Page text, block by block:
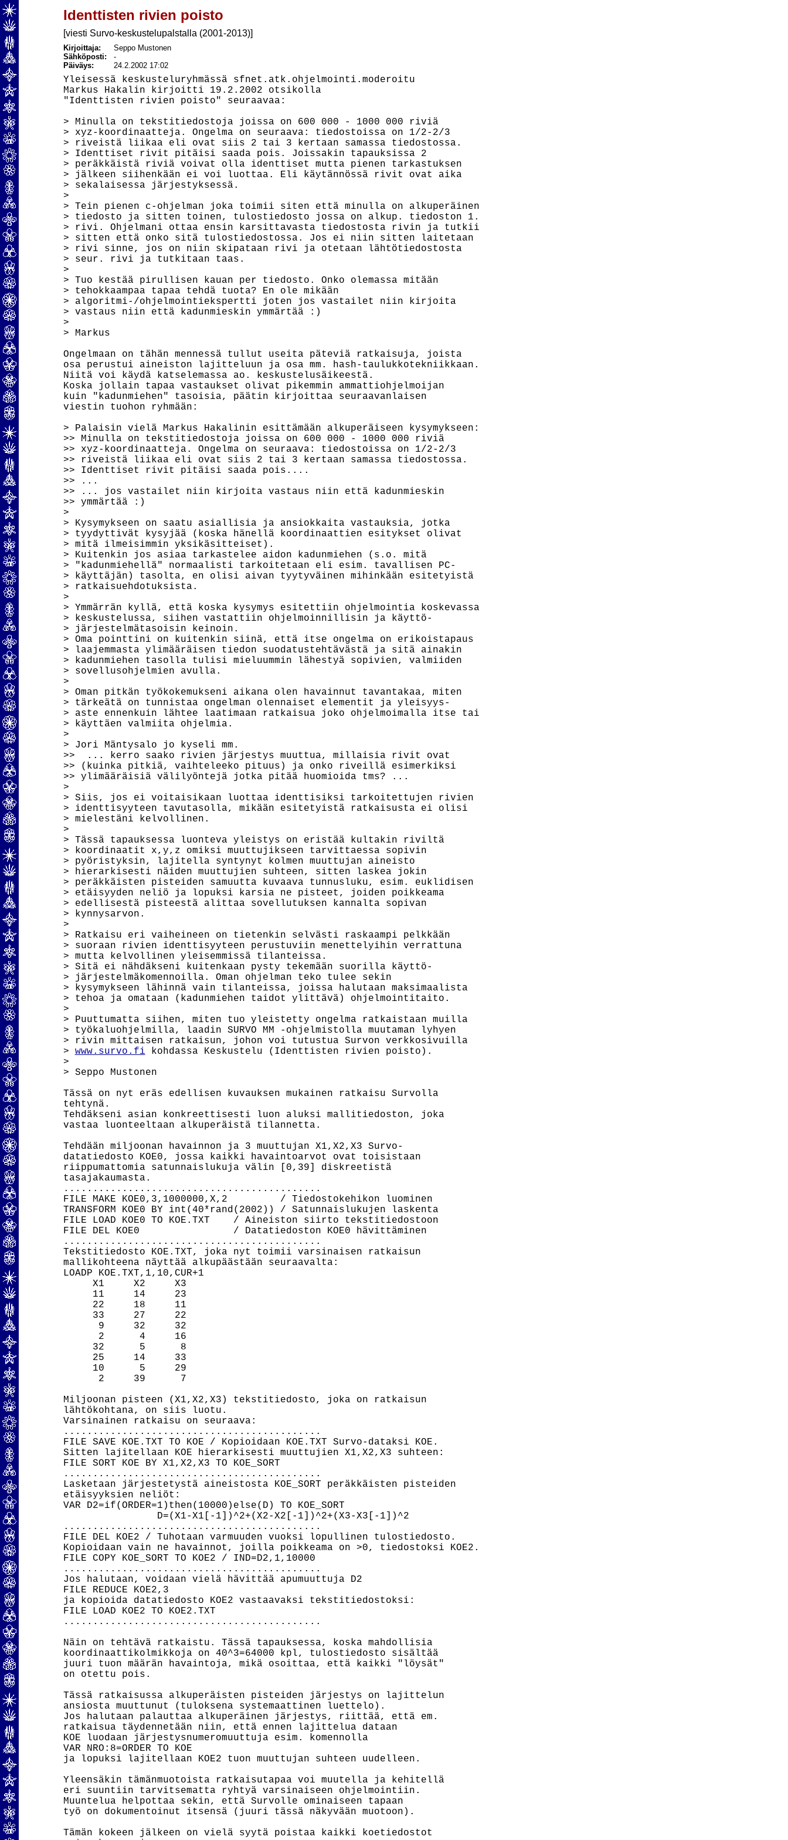
Identtisten rivien poisto
[viesti Survo-keskustelupalstalla (2001-2013)]
Kirjoittaja:
Seppo Mustonen
Sähköposti: -
Päiväys:
24.2.2002 17:02
Yleisessä keskusteluryhmässä sfnet.atk.ohjelmointi.moderoitu
Markus Hakalin kirjoitti 19.2.2002 otsikolla
"Identtisten rivien poisto" seuraavaa:
> Minulla on tekstitiedostoja joissa on 600 000 - 1000 000 riviä
> xyz-koordinaatteja. Ongelma on seuraava: tiedostoissa on 1/2-2/3
> riveistä liikaa eli ovat siis 2 tai 3 kertaan samassa tiedostossa.
> Identtiset rivit pitäisi saada pois. Joissakin tapauksissa 2
> peräkkäistä riviä voivat olla identtiset mutta pienen tarkastuksen
> jälkeen siihenkään ei voi luottaa. Eli käytännössä rivit ovat aika
> sekalaisessa järjestyksessä.
>
> Tein pienen c-ohjelman joka toimii siten että minulla on alkuperäinen
> tiedosto ja sitten toinen, tulostiedosto jossa on alkup. tiedoston 1.
> rivi. Ohjelmani ottaa ensin karsittavasta tiedostosta rivin ja tutkii
> sitten että onko sitä tulostiedostossa. Jos ei niin sitten laitetaan
> rivi sinne, jos on niin skipataan rivi ja otetaan lähtötiedostosta
> seur. rivi ja tutkitaan taas.
>
> Tuo kestää pirullisen kauan per tiedosto. Onko olemassa mitään
> tehokkaampaa tapaa tehdä tuota? En ole mikään
> algoritmi-/ohjelmointiekspertti joten jos vastailet niin kirjoita
> vastaus niin että kadunmieskin ymmärtää :)
>
> Markus
Ongelmaan on tähän mennessä tullut useita päteviä ratkaisuja, joista
osa perustui aineiston lajitteluun ja osa mm. hash-taulukkotekniikkaan.
Niitä voi käydä katselemassa ao. keskustelusäikeestä.
Koska jollain tapaa vastaukset olivat pikemmin ammattiohjelmoijan
kuin "kadunmiehen" tasoisia, päätin kirjoittaa seuraavanlaisen
viestin tuohon ryhmään:
> Palaisin vielä Markus Hakalinin esittämään alkuperäiseen kysymykseen:
>> Minulla on tekstitiedostoja joissa on 600 000 - 1000 000 riviä
>> xyz-koordinaatteja. Ongelma on seuraava: tiedostoissa on 1/2-2/3
>> riveistä liikaa eli ovat siis 2 tai 3 kertaan samassa tiedostossa.
>> Identtiset rivit pitäisi saada pois....
>> ...
>> ... jos vastailet niin kirjoita vastaus niin että kadunmieskin
>> ymmärtää :)
>
> Kysymykseen on saatu asiallisia ja ansiokkaita vastauksia, jotka
> tyydyttivät kysyjää (koska hänellä koordinaattien esitykset olivat
> mitä ilmeisimmin yksikäsitteiset).
> Kuitenkin jos asiaa tarkastelee aidon kadunmiehen (s.o. mitä
> "kadunmiehellä" normaalisti tarkoitetaan eli esim. tavallisen PC-
> käyttäjän) tasolta, en olisi aivan tyytyväinen mihinkään esitetyistä
> ratkaisuehdotuksista.
>
> Ymmärrän kyllä, että koska kysymys esitettiin ohjelmointia koskevassa
> keskustelussa, siihen vastattiin ohjelmoinnillisin ja käyttö-
> järjestelmätasoisin keinoin.
> Oma pointtini on kuitenkin siinä, että itse ongelma on erikoistapaus
> laajemmasta ylimääräisen tiedon suodatustehtävästä ja sitä ainakin
> kadunmiehen tasolla tulisi mieluummin lähestyä sopivien, valmiiden
> sovellusohjelmien avulla.
>
> Oman pitkän työkokemukseni aikana olen havainnut tavantakaa, miten
> tärkeätä on tunnistaa ongelman olennaiset elementit ja yleisyys-
> aste ennenkuin lähtee laatimaan ratkaisua joko ohjelmoimalla itse tai
> käyttäen valmiita ohjelmia.
>
> Jori Mäntysalo jo kyseli mm.
>>  ... kerro saako rivien järjestys muuttua, millaisia rivit ovat
>> (kuinka pitkiä, vaihteleeko pituus) ja onko riveillä esimerkiksi
>> ylimääräisiä välilyöntejä jotka pitää huomioida tms? ...
>
> Siis, jos ei voitaisikaan luottaa identtisiksi tarkoitettujen rivien
> identtisyyteen tavutasolla, mikään esitetyistä ratkaisusta ei olisi
> mielestäni kelvollinen.
>
> Tässä tapauksessa luonteva yleistys on eristää kultakin riviltä
> koordinaatit x,y,z omiksi muuttujikseen tarvittaessa sopivin
> pyöristyksin, lajitella syntynyt kolmen muuttujan aineisto
> hierarkisesti näiden muuttujien suhteen, sitten laskea jokin
> peräkkäisten pisteiden samuutta kuvaava tunnusluku, esim. euklidisen
> etäisyyden neliö ja lopuksi karsia ne pisteet, joiden poikkeama
> edellisestä pisteestä alittaa sovellutuksen kannalta sopivan
> kynnysarvon.
>
> Ratkaisu eri vaiheineen on tietenkin selvästi raskaampi pelkkään
> suoraan rivien identtisyyteen perustuviin menettelyihin verrattuna
> mutta kelvollinen yleisemmissä tilanteissa.
> Sitä ei nähdäkseni kuitenkaan pysty tekemään suorilla käyttö-
> järjestelmäkomennoilla. Oman ohjelman teko tulee sekin
> kysymykseen lähinnä vain tilanteissa, joissa halutaan maksimaalista
> tehoa ja omataan (kadunmiehen taidot ylittävä) ohjelmointitaito.
>
> Puuttumatta siihen, miten tuo yleistetty ongelma ratkaistaan muilla
> työkaluohjelmilla, laadin SURVO MM -ohjelmistolla muutaman lyhyen
> rivin mittaisen ratkaisun, johon voi tutustua Survon verkkosivuilla
> www.survo.fi kohdassa Keskustelu (Identtisten rivien poisto).
>
> Seppo Mustonen
Tässä on nyt eräs edellisen kuvauksen mukainen ratkaisu Survolla
tehtynä.
Tehdäkseni asian konkreettisesti luon aluksi mallitiedoston, joka
vastaa luonteeltaan alkuperäistä tilannetta.
Tehdään miljoonan havainnon ja 3 muuttujan X1,X2,X3 Survo-
datatiedosto KOE0, jossa kaikki havaintoarvot ovat toisistaan
riippumattomia satunnaislukuja välin [0,39] diskreetistä
tasajakaumasta.
............................................
FILE MAKE KOE0,3,1000000,X,2         / Tiedostokehikon luominen
TRANSFORM KOE0 BY int(40*rand(2002)) / Satunnaislukujen laskenta
FILE LOAD KOE0 TO KOE.TXT    / Aineiston siirto tekstitiedostoon
FILE DEL KOE0                / Datatiedoston KOE0 hävittäminen
............................................
Tekstitiedosto KOE.TXT, joka nyt toimii varsinaisen ratkaisun
mallikohteena näyttää alkupäästään seuraavalta:
LOADP KOE.TXT,1,10,CUR+1
     X1     X2     X3
     11     14     23
     22     18     11
     33     27     22
      9     32     32
      2      4     16
     32      5      8
     25     14     33
     10      5     29
      2     39      7
Miljoonan pisteen (X1,X2,X3) tekstitiedosto, joka on ratkaisun
lähtökohtana, on siis luotu.
Varsinainen ratkaisu on seuraava:
............................................
FILE SAVE KOE.TXT TO KOE / Kopioidaan KOE.TXT Survo-dataksi KOE.
Sitten lajitellaan KOE hierarkisesti muuttujien X1,X2,X3 suhteen:
FILE SORT KOE BY X1,X2,X3 TO KOE_SORT
............................................
Lasketaan järjestetystä aineistosta KOE_SORT peräkkäisten pisteiden
etäisyyksien neliöt:
VAR D2=if(ORDER=1)then(10000)else(D) TO KOE_SORT
                D=(X1-X1[-1])^2+(X2-X2[-1])^2+(X3-X3[-1])^2
............................................
FILE DEL KOE2 / Tuhotaan varmuuden vuoksi lopullinen tulostiedosto.
Kopioidaan vain ne havainnot, joilla poikkeama on >0, tiedostoksi KOE2.
FILE COPY KOE_SORT TO KOE2 / IND=D2,1,10000
............................................
Jos halutaan, voidaan vielä hävittää apumuuttuja D2
FILE REDUCE KOE2,3
ja kopioida datatiedosto KOE2 vastaavaksi tekstitiedostoksi:
FILE LOAD KOE2 TO KOE2.TXT
............................................
Näin on tehtävä ratkaistu. Tässä tapauksessa, koska mahdollisia
koordinaattikolmikkoja on 40^3=64000 kpl, tulostiedosto sisältää
juuri tuon määrän havaintoja, mikä osoittaa, että kaikki "löysät"
on otettu pois.
Tässä ratkaisussa alkuperäisten pisteiden järjestys on lajittelun
ansiosta muuttunut (tuloksena systemaattinen luettelo).
Jos halutaan palauttaa alkuperäinen järjestys, riittää, että em.
ratkaisua täydennetään niin, että ennen lajittelua dataan
KOE luodaan järjestysnumeromuuttuja esim. komennolla
VAR NRO:8=ORDER TO KOE
ja lopuksi lajitellaan KOE2 tuon muuttujan suhteen uudelleen.
Yleensäkin tämänmuotoista ratkaisutapaa voi muutella ja kehitellä
eri suuntiin tarvitsematta ryhtyä varsinaiseen ohjelmointiin.
Muuntelua helpottaa sekin, että Survolle ominaiseen tapaan
työ on dokumentoinut itsensä (juuri tässä näkyvään muotoon).
Tämän kokeen jälkeen on vielä syytä poistaa kaikki koetiedostot